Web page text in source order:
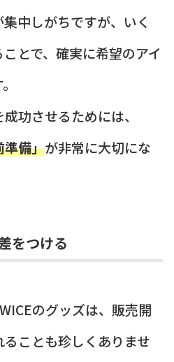
中しがちですが、いく
とで、確実に希望のアイ
功させるためには、
準備」が非常に大切にな
をつける
のグッズは、販売開
ことも珍しくありませ